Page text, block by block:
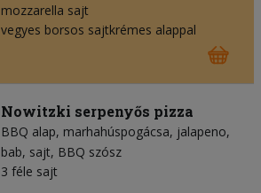
mozzarella sajt
vegyes borsos sajtkrémes alappal
Nowitzki serpenyős pizza
BBQ alap marhahúspogácsa jalapeno
bab sajt BBQ szósz
3 féle sajt